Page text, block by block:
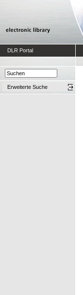
DLR Portal
Erweiterte Suche